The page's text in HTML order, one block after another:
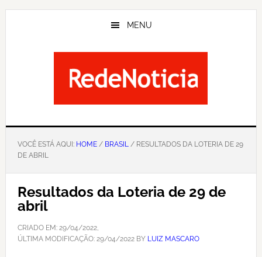
Skip
MENU
VOCÊ ESTÁ AQUI: HOME/ BRASIL/ RESULTADOS DA LOTERIA DE 29
DE ABRIL
Resultados da Loteria de 29 de
abril
CRIADO EM: 29/04/2022,
ÚLTIMA MODIFICAÇÃO: 29/04/2022BY LUIZ MASCARO